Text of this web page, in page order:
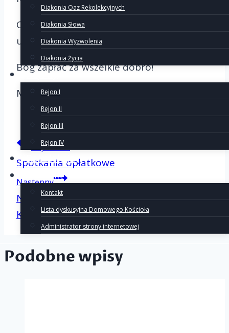
Diakonia Oaz Rekolekcyjnych
Diakonia Słowa
Diakonia Wyzwolenia
Diakonia Życia
Rejony
Rejon I
Rejon II
Rejon III
Rejon IV
Rekolekcje
Kontakt
Kontakt
Lista dyskusyjna Domowego Kościoła
Administrator strony internetowej
Oby takich spotkań radosnych,
umacniających było jak najwięcej!
Bóg zapłać za wszelkie dobro!
Maria
wpisu
Poprzedni
Spotkania opłatkowe
Następny
Nowa para diecezjalna Domowego
Kościoła
Podobne wpisy